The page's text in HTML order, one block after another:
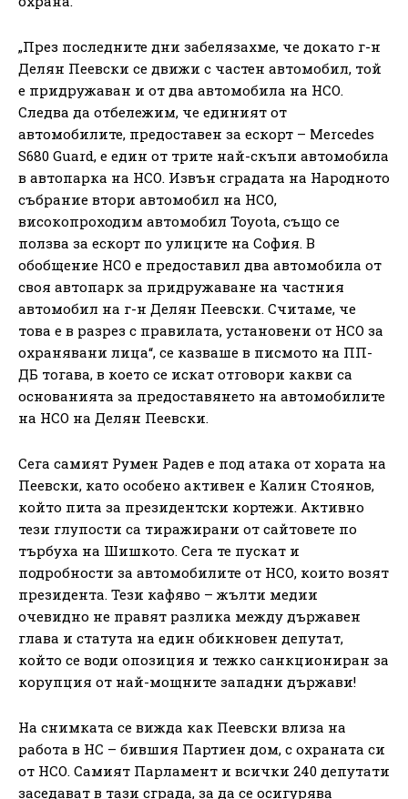
„През последните дни забелязахме, че докато г-н
Делян Пеевски се движи с частен автомобил, той
е придружаван и от два автомобила на НСО.
Следва да отбележим, че единият от
автомобилите, предоставен за ескорт – Mercedes
S680 Guard, е един от трите най-скъпи автомобила
в автопарка на НСО. Извън сградата на Народното
събрание втори автомобил на НСО,
високопроходим автомобил Toyota, също се
ползва за ескорт по улиците на София. В
обобщение НСО е предоставил два автомобила от
своя автопарк за придружаване на частния
автомобил на г-н Делян Пеевски. Считаме, че
това е в разрез с правилата, установени от НСО за
охранявани лица“, се казваше в писмото на ПП-
ДБ тогава, в което се искат отговори какви са
основанията за предоставянето на автомобилите
на НСО на Делян Пеевски.
Сега самият Румен Радев е под атака от хората на
Пеевски, като особено активен е Калин Стоянов,
който пита за президентски кортежи. Активно
тези глупости са тиражирани от сайтовете по
търбуха на Шишкото. Сега те пускат и
подробности за автомобилите от НСО, които возят
президента. Тези кафяво – жълти медии
очевидно не правят разлика между държавен
глава и статута на един обикновен депутат,
който се води опозиция и тежко санкциониран за
корупция от най-мощните западни държави!
На снимката се вижда как Пеевски влиза на
работа в НС – бившия Партиен дом, с охраната си
от НСО. Самият Парламент и всички 240 депутати
заседават в тази сграда, за да се осигурява